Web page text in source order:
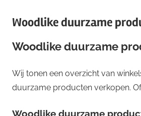
Woodlike duurzame
Woodlike duurzame
Wij tonen een overzicht van
duurzame producten verkopen.
Woodlike duurzame